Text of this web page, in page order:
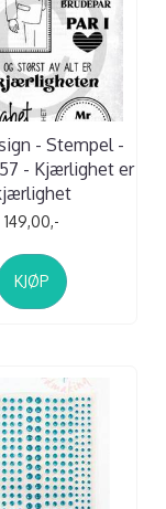
- Stempel -
- Kjærlighet er
149,00,-
KJØP